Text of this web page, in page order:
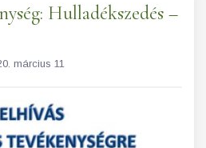
Hulladékszedés –
március 11